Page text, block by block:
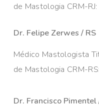
de Mastologia CRM-
Dr. Felipe Zerwes / RS
Médico Mastologista
de Mastologia CRM-
Dr. Francisco Pimentel